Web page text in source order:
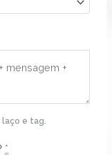
e tag.
*